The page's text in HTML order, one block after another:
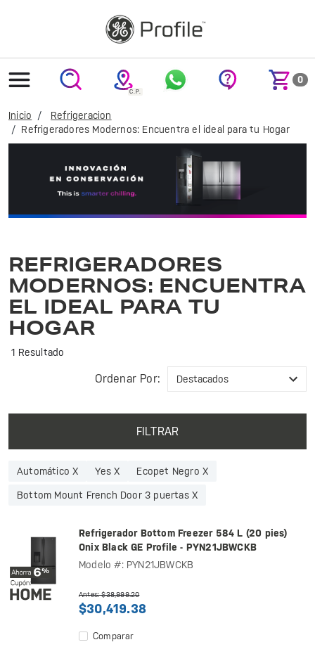
0
Inicio
Refrigeracion
Refrigeradores Modernos: Encuentra el ideal para tu Hogar
REFRIGERADORES
MODERNOS: ENCUENTRA
EL IDEAL PARA TU
HOGAR
1 Resultado
Ordenar Por:
FILTRAR
Automático X Yes X Ecopet Negro X
Bottom Mount French Door 3 puertas X
Refrigerador Bottom Freezer 584 L (20 pies)
Onix Black GE Profile - PYN21JBWCKB
Modelo #: PYN21JBWCKB
Antes: $38,999.20
$30,419.38
Comparar